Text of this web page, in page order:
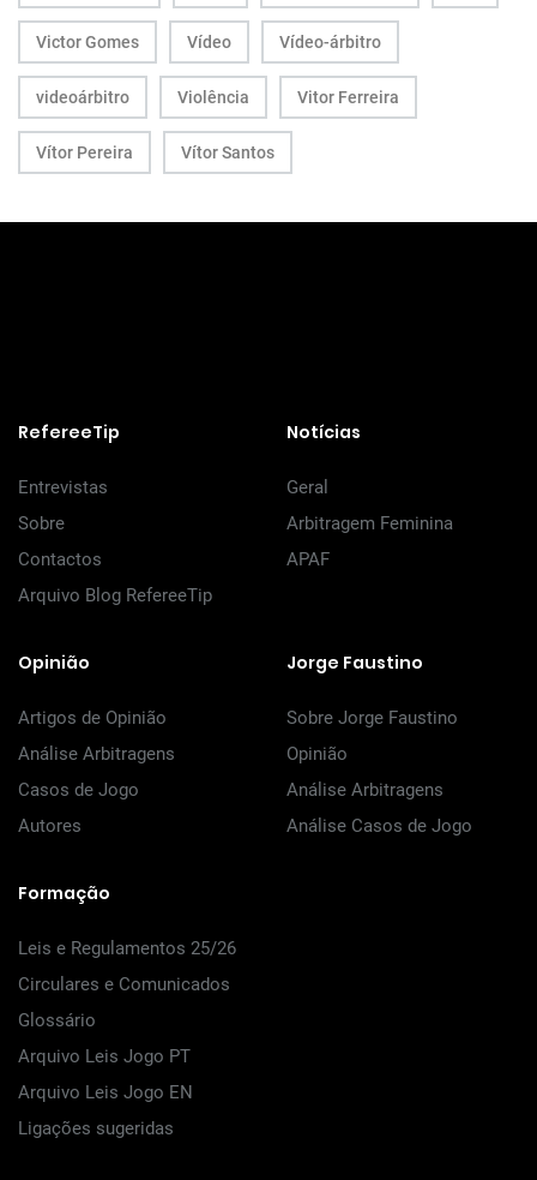
Victor Gomes Vídeo Vídeo-árbitro
videoárbitro Violência Vitor Ferreira
Vítor Pereira Vítor Santos
RefereeTip
Entrevistas
Sobre
Contactos
Arquivo Blog RefereeTip
Notícias
Geral
Arbitragem Feminina
APAF
Opinião
Artigos de Opinião
Análise Arbitragens
Casos de Jogo
Autores
Jorge Faustino
Sobre Jorge Faustino
Opinião
Análise Arbitragens
Análise Casos de Jogo
Formação
Leis e Regulamentos 25/26
Circulares e Comunicados
Glossário
Arquivo Leis Jogo PT
Arquivo Leis Jogo EN
Ligações sugeridas